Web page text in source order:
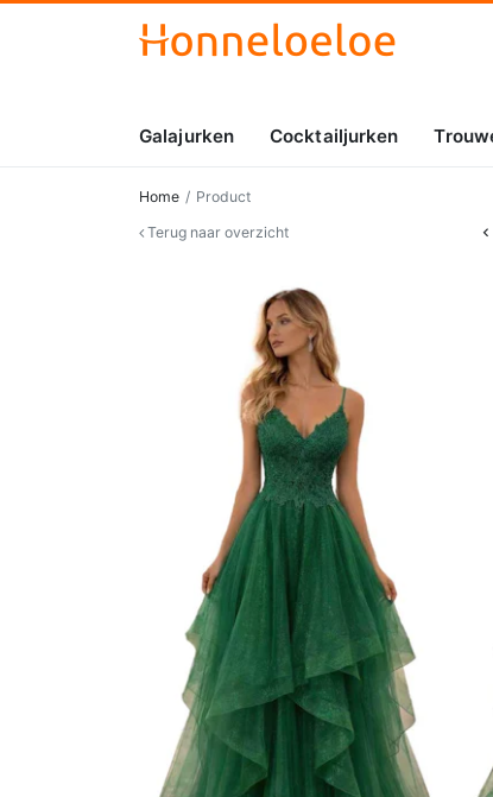
Galajurken Cocktailjurken
Home
Product
Terug naar overzicht